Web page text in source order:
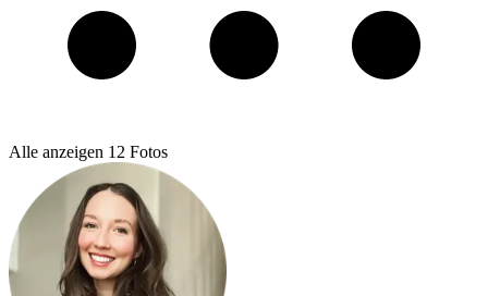
Alle anzeigen 12 Fotos